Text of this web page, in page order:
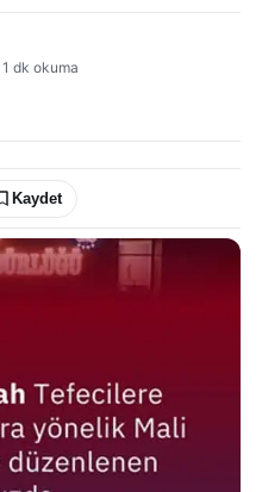
1 dk okuma
Kaydet